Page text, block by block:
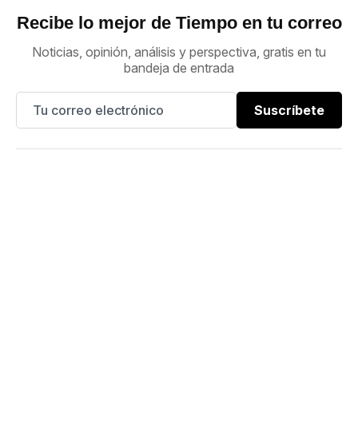
Recibe lo mejor de Tiempo en tu correo
Noticias, opinión, análisis y perspectiva, gratis en tu
bandeja de entrada
Suscríbete